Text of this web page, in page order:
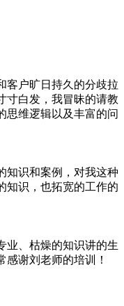
客户旷日持久的分歧拉
寸白发，我冒昧的请教
思维逻辑以及丰富的问
知识和案例，对我这种
知识，也拓宽的工作的
业、枯燥的知识讲的生
谢刘老师的培训！